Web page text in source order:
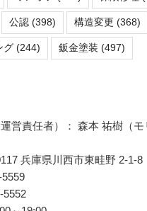
公認 (398) 構造変更 (368)
グ (244) 鈑金塗装 (497)
営責任者）： 森本 祐樹（モ
兵庫県川西市東畦野 2-1-8
5552